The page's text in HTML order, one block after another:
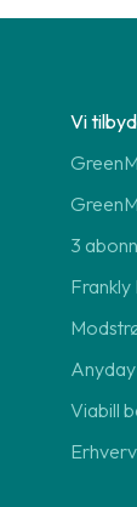
Vi
3
Frankly
Viabill
Erhverv